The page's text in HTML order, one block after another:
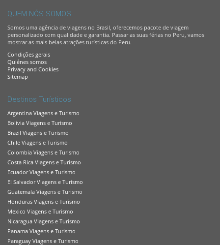
QUEM NÓS SOMOS
Somos uma agência de viagens no Brasil, oferecemos pacote de viagem
personalizado com qualidade e garantia. Passar as suas férias no Peru, vamos
mostrar as mais belas atrações turísticas do Peru.
Condições gerais
Quiénes somos
Privacy and Cookies
Sitemap
Destinos Turísticos
Argentina Viagens e Turismo
Bolivia Viagens e Turismo
Brazil Viagens e Turismo
Chile Viagens e Turismo
Colombia Viagens e Turismo
Costa Rica Viagens e Turismo
Ecuador Viagens e Turismo
El Salvador Viagens e Turismo
Guatemala Viagens e Turismo
Honduras Viagens e Turismo
Mexico Viagens e Turismo
Nicaragua Viagens e Turismo
Panama Viagens e Turismo
Paraguay Viagens e Turismo